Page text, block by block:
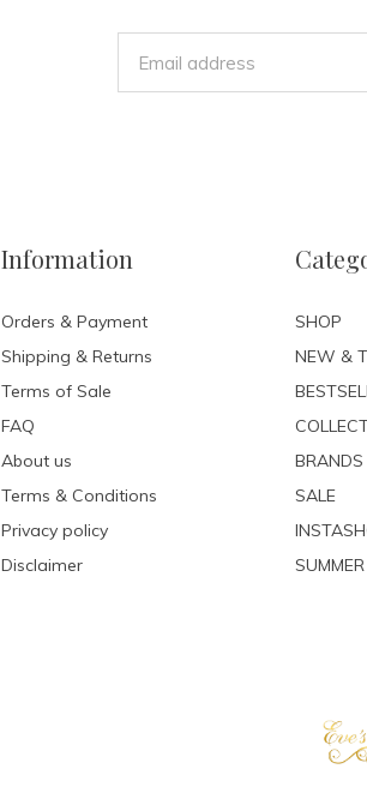
Information
Orders & Payment
Shipping & Returns
Terms of Sale
FAQ
About us
Terms & Conditions
Privacy policy
Disclaimer
SHOP
NEW &
BRANDS
SALE